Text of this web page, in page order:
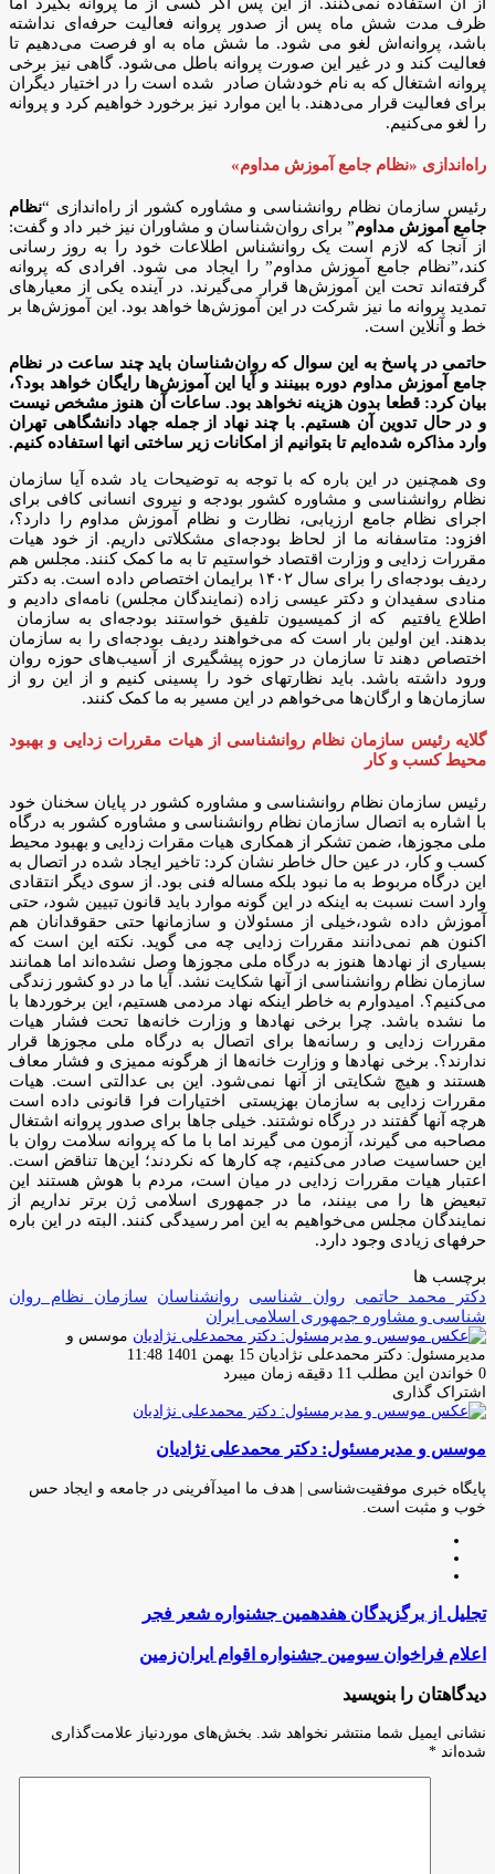
از آن استفاده نمی‌کنند. از این پس اگر کسی از ما پروانه بگیرد اما
ظرف مدت شش ماه پس از صدور پروانه فعالیت حرفه‌ای نداشته
باشد، پروانه‌اش لغو می شود. ما شش ماه به او فرصت می‌دهیم تا
فعالیت کند و در غیر این صورت پروانه باطل می‌شود. گاهی نیز برخی
پروانه‌ اشتغال که به نام خودشان صادر شده است را در اختیار دیگران
برای فعالیت قرار می‌دهند. با این موارد نیز برخورد خواهیم کرد و پروانه
را لغو می‌کنیم.
راه‌اندازی «نظام جامع آموزش مداوم»
رئیس سازمان نظام روانشناسی و مشاوره کشور از راه‌اندازی “نظام
جامع آموزش مداوم” برای روان‌شناسان و مشاوران نیز خبر داد و گفت:
از آنجا که لازم است یک روانشناس اطلاعات خود را به روز رسانی
کند،”نظام جامع آموزش مداوم” را ایجاد می‌ شود. افرادی که پروانه
گرفته‌اند تحت این آموزش‌ها قرار می‌گیرند. در آینده یکی از معیارهای
تمدید پروانه ما نیز شرکت در این آموزش‌ها خواهد بود. این آموزش‌ها بر
خط و آنلاین است.
حاتمی در پاسخ به این سوال که روان‌شناسان باید چند ساعت در نظام
جامع آموزش مداوم دوره ببینند و آیا این آموزش‌ها رایگان خواهد بود؟،
بیان کرد: قطعا بدون هزینه نخواهد بود. ساعات آن هنوز مشخص نیست
و در حال تدوین آن هستیم. با چند نهاد از جمله جهاد دانشگاهی تهران
وارد مذاکره شده‌ایم تا بتوانیم از امکانات زیر ساختی انها استفاده کنیم.
وی همچنین در این باره که با توجه به توضیحات یاد شده آیا سازمان
نظام روانشناسی و مشاوره کشور بودجه و نیروی انسانی کافی برای
اجرای نظام جامع ارزیابی، نظارت و نظام آموزش مداوم را دارد؟،
افزود: متاسفانه ما از لحاظ بودجه‌ای مشکلاتی داریم. از خود هیات
مقررات زدایی و وزارت اقتصاد خواستیم تا به ما کمک کنند. مجلس هم
ردیف بودجه‌ای را برای سال ۱۴۰۲ برایمان اختصاص داده است. به دکتر
منادی سفیدان و دکتر عیسی زاده (نمایندگان مجلس) نامه‌ای دادیم و
اطلاع یافتیم که از کمیسیون تلفیق خواستند بودجه‌ای به سازمان
بدهند. این اولین بار است که می‌خواهند ردیف بودجه‌ای را به سازمان
اختصاص دهند تا سازمان در حوزه پیشگیری از آسیب‌های حوزه روان
ورود داشته باشد. باید نظارتهای خود را پسینی کنیم و از این رو از
سازمان‌ها و ارگان‌ها می‌خواهم در این مسیر به ما کمک کنند.
گلایه رئیس سازمان نظام روانشناسی از هیات مقررات زدایی و بهبود
محیط کسب و کار
رئیس سازمان نظام روانشناسی و مشاوره کشور در پایان سخنان خود
با اشاره به اتصال سازمان نظام روانشناسی و مشاوره کشور به درگاه
ملی مجوزها، ضمن تشکر از همکاری هیات مقرات زدایی و بهبود محیط
کسب و کار، در عین حال خاطر نشان کرد: تاخیر ایجاد شده در اتصال به
این درگاه مربوط به ما نبود بلکه مساله فنی بود. از سوی دیگر انتقادی
وارد است نسبت به اینکه در این گونه موارد باید قانون تبیین شود، حتی
آموزش داده شود،خیلی از مسئولان و سازمانها حتی حقوقدانان هم
اکنون هم نمی‌دانند مقررات زدایی چه می گوید. نکته این است که
بسیاری از نهادها هنوز به درگاه ملی مجوزها وصل نشده‌اند اما همانند
سازمان نظام روانشناسی از آنها شکایت نشد. آیا ما در دو کشور زندگی
می‌کنیم؟. امیدوارم به خاطر اینکه نهاد مردمی هستیم، این برخوردها با
ما نشده باشد. چرا برخی نهادها و وزارت خانه‌ها تحت فشار هیات
مقررات زدایی و رسانه‌ها برای اتصال به درگاه ملی مجوزها قرار
ندارند؟. برخی نهادها و وزارت خانه‌ها از هرگونه ممیزی و فشار معاف
هستند و هیچ شکایتی از آنها نمی‌شود. این بی عدالتی است. هیات
مقررات زدایی به سازمان بهزیستی اختیارات فرا قانونی داده است
هرچه آنها گفتند در درگاه نوشتند. خیلی جاها برای صدور پروانه اشتغال
مصاحبه می گیرند، آزمون می گیرند اما با ما که پروانه سلامت روان با
این حساسیت صادر می‌کنیم، چه کارها که نکردند؛ این‌ها تناقض است.
اعتبار هیات مقررات زدایی در میان است، مردم با هوش هستند این
تبعیض ها را می بینند، ما در جمهوری اسلامی ژن برتر نداریم از
نمایندگان مجلس می‌خواهیم به این امر رسیدگی کنند. البته در این باره
حرفهای زیادی وجود دارد.
برچسب ها
دکتر محمد حاتمی
روان شناسی روانشناسان
سازمان نظام روان
شناسی و مشاوره جمهوری اسلامی ایران
موسس و
مدیرمسئول: دکتر محمدعلی نژادیان ارسال
ایمیل
15 بهمن 1401 11:48
0 خواندن این مطلب 11 دقیقه زمان میبرد
اشتراک گذاری
فیس
توئیتر
لینکدین
واتس
تلگرام
اشتراک
از
ایمیل
چاپ
موسس و مدیرمسئول: دکتر محمدعلی نژادیان
پایگاه خبری موفقیت‌شناسی | هدف ما امیدآفرینی در جامعه و ایجاد حس
خوب و مثبت است.
تجلیل
برگزیدگان
هفدهمین
جشنواره
شعر
فجر
تجلیل از برگزیدگان هفدهمین جشنواره شعر فجر
اعلام
فراخوان
سومین
جشنواره
اقوام
ایران‌زمین
اعلام فراخوان سومین جشنواره اقوام ایران‌زمین
دیدگاهتان را بنویسید
نشانی ایمیل شما منتشر نخواهد شد. بخش‌های موردنیاز علامت‌گذاری
شده‌اند *